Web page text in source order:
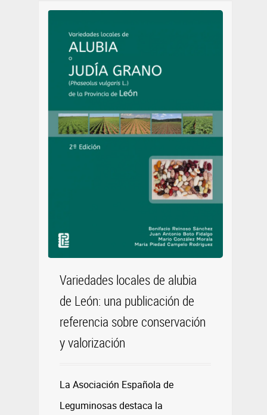
Variedades locales de alubia
de León: una publicación de
referencia sobre conservación
y valorización
La Asociación Española de
Leguminosas destaca la